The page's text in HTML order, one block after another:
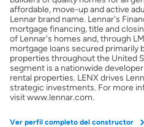
Calcular mi hipoteca
Obtener Aprobación
Preparar mi casa para
affordable, move-up and active
Lennar brand name. Lennar's
mortgage financing, title and
of Lennar's homes and, through
mortgage loans secured primarily
properties throughout the United
segment is a nationwide
rental properties. LENX drives
strategic investments. For more
visit www.lennar.com.
Ver perfil completo del constructor